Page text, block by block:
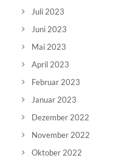
Juli 2023
Juni 2023
Mai 2023
April 2023
Februar 2023
Januar 2023
Dezember 2022
November 2022
Oktober 2022